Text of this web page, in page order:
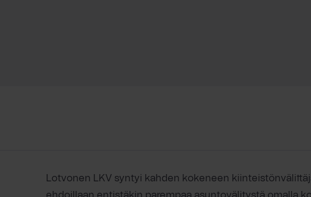
Lotvonen LKV syntyi kahden kokeneen
ehdoillaan entistäkin parempaa asuntovälitystä omalla